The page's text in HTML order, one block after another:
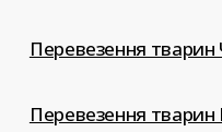
Перевезення тварин
Перевезення тварин